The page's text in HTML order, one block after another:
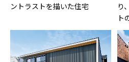
ントラストを描いた住宅
り
ト